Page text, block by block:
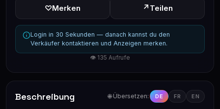
♡Merken ↗ Teilen
Login in 30 Sekunden — danach kannst du den
Verkäufer kontaktieren und Anzeigen merken.
👁 135 Aufrufe
Beschreibung 🌐 Übersetzen: DE FR EN